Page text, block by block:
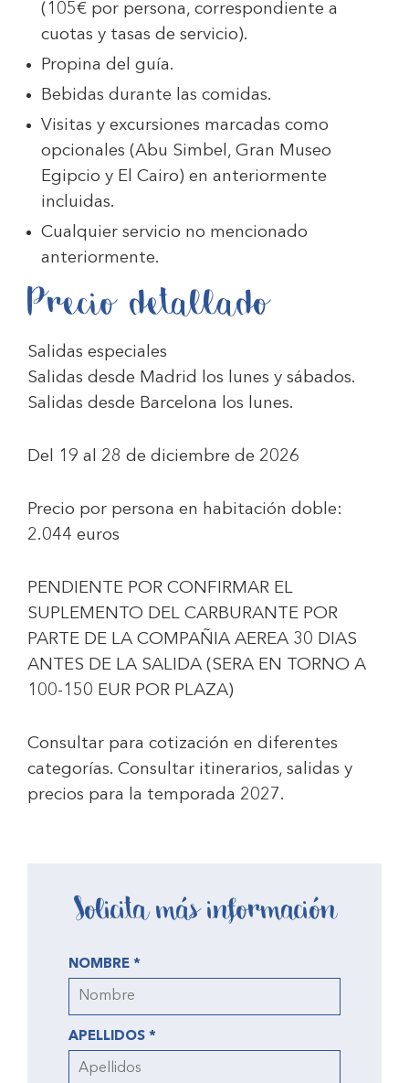
(105€ por persona, correspondiente a
cuotas y tasas de servicio).
Propina del guía.
Bebidas durante las comidas.
Visitas y excursiones marcadas como
opcionales (Abu Simbel, Gran Museo
Egipcio y El Cairo) en anteriormente
incluidas.
Cualquier servicio no mencionado
anteriormente.
Precio detallado
Salidas especiales
Salidas desde Madrid los lunes y sábados.
Salidas desde Barcelona los lunes.
Del 19 al 28 de diciembre de 2026
Precio por persona en habitación doble:
2.044 euros
PENDIENTE POR CONFIRMAR EL
SUPLEMENTO DEL CARBURANTE POR
PARTE DE LA COMPAÑIA AEREA 30 DIAS
ANTES DE LA SALIDA (SERA EN TORNO A
100-150 EUR POR PLAZA)
Consultar para cotización en diferentes
categorías. Consultar itinerarios, salidas y
precios para la temporada 2027.
Solicita más información
NOMBRE *
APELLIDOS *